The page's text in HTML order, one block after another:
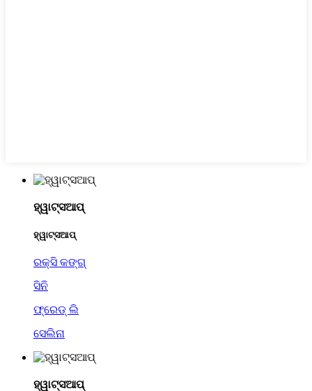
ହ୍ୱାଟ୍ସଆପ୍
ହ୍ୱାଟ୍ସଆପ୍
ରକ୍ସି କଙ୍ଗ୍
ସିନି
ଫ୍ରେଡ୍ ଲି
ସେଲିନା
ହ୍ୱାଟ୍ସଆପ୍